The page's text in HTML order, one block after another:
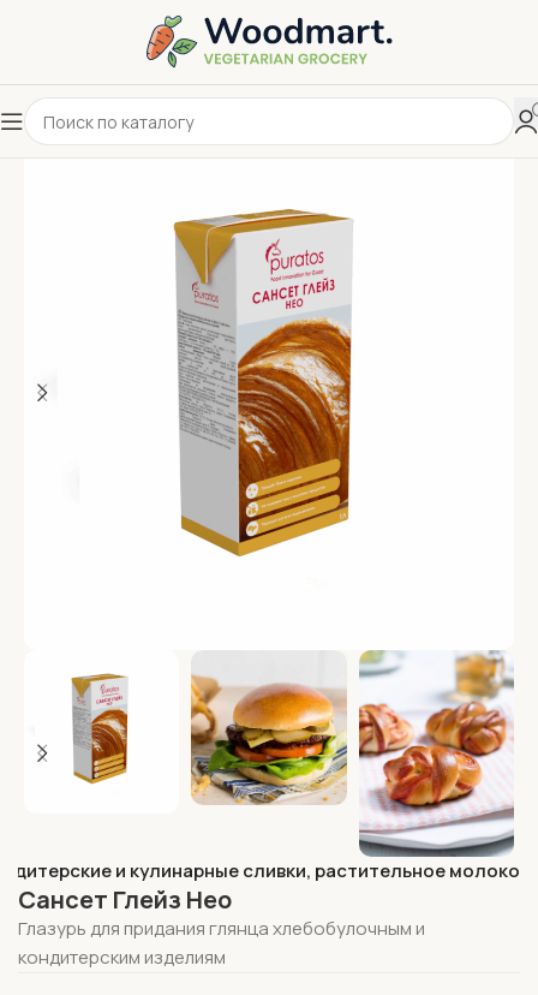
и кулинарные сливки, растительное молоко
Сансет Глейз Нео
Глазурь для придания глянца хлебобулочным и
кондитерским изделиям